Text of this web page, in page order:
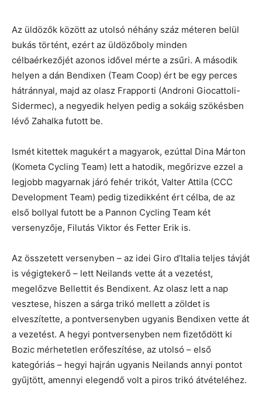
Az üldözők között az utolsó néhány száz méteren belül
bukás történt, ezért az üldözőboly minden
célbaérkezőjét azonos idővel mérte a zsűri. A második
helyen a dán Bendixen (Team Coop) ért be egy perces
hátránnyal, majd az olasz Frapporti (Androni Giocattoli-
Sidermec), a negyedik helyen pedig a sokáig szökésben
lévő Zahalka futott be.
Ismét kitettek magukért a magyarok, ezúttal Dina Márton
(Kometa Cycling Team) lett a hatodik, megőrizve ezzel a
legjobb magyarnak járó fehér trikót, Valter Attila (CCC
Development Team) pedig tizedikként ért célba, de az
első bollyal futott be a Pannon Cycling Team két
versenyzője, Filutás Viktor és Fetter Erik is.
Az összetett versenyben – az idei Giro d’Italia teljes távját
is végigtekerő – lett Neilands vette át a vezetést,
megelőzve Bellettit és Bendixent. Az olasz lett a nap
vesztese, hiszen a sárga trikó mellett a zöldet is
elveszítette, a pontversenyben ugyanis Bendixen vette át
a vezetést. A hegyi pontversenyben nem fizetődött ki
Bozic mérhetetlen erőfeszítése, az utolsó – első
kategóriás – hegyi hajrán ugyanis Neilands annyi pontot
gyűjtött, amennyi elegendő volt a piros trikó átvételéhez.